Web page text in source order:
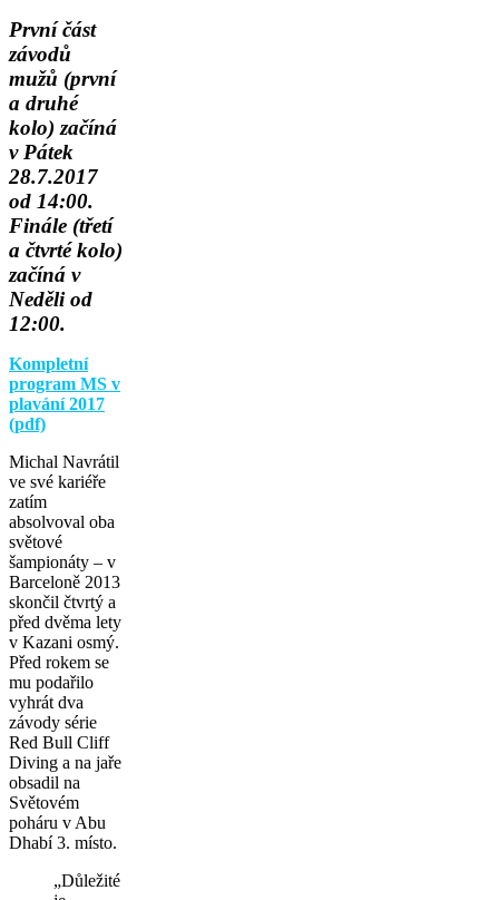
První část
závodů
mužů (první
a druhé
kolo) začíná
v Pátek
28.7.2017
od 14:00.
Finále (třetí
a čtvrté kolo)
začíná v
Neděli od
12:00.
Kompletní
program MS v
plavání 2017
(pdf)
Michal Navrátil
ve své kariéře
zatím
absolvoval oba
světové
šampionáty – v
Barceloně 2013
skončil čtvrtý a
před dvěma lety
v Kazani osmý.
Před rokem se
mu podařilo
vyhrát dva
závody série
Red Bull Cliff
Diving a na jaře
obsadil na
Světovém
poháru v Abu
Dhabí 3. místo.
„Důležité